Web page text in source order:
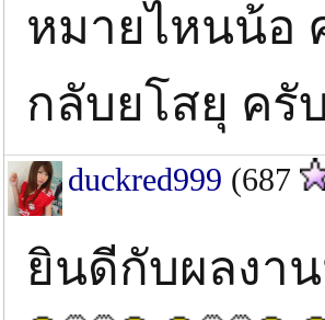
หมายไหนน้อ
กลับยโสยุ ครับ
duckred999 (687
ยินดีกับผลงา